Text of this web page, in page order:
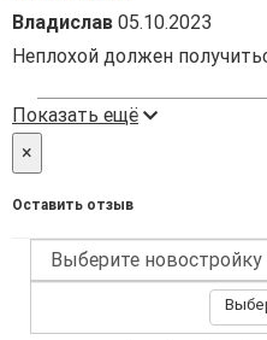
Владислав 05.10.2023
Неплохой должен
Показать ещё
×
Оставить отзыв